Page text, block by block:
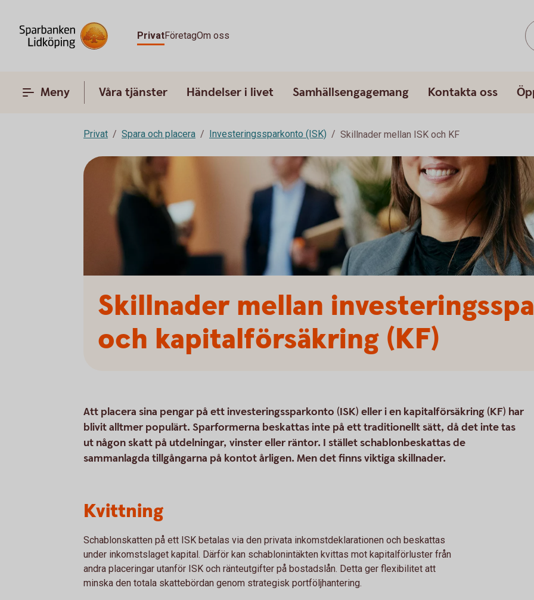
PrivatFöretagOm oss
Meny Våra tjänster Händelser i livet Samhällsengagemang Kontakta oss
Privat Spara och placera Investeringssparkonto (ISK) Skillnader mellan ISK och KF
Skillnader mellan
och kapitalförsäkring (KF)
Att placera sina pengar på ett investeringssparkonto (ISK) eller i en kapitalförsäkring (KF) har
blivit alltmer populärt. Sparformerna beskattas inte på ett traditionellt sätt, då det inte tas
ut någon skatt på utdelningar, vinster eller räntor. I stället schablonbeskattas de
sammanlagda tillgångarna på kontot årligen. Men det finns viktiga skillnader.
Kvittning
Schablonskatten på ett ISK betalas via den privata inkomstdeklarationen och beskattas
under inkomstslaget kapital. Därför kan schablonintäkten kvittas mot kapitalförluster från
andra placeringar utanför ISK och ränteutgifter på bostadslån. Detta ger flexibilitet att
minska den totala skattebördan genom strategisk portföljhantering.